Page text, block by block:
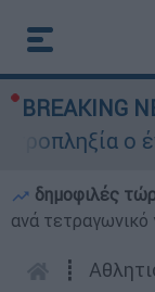
BREAKING
ο
δημοφιλές
ανά τετραγωνικό
┋